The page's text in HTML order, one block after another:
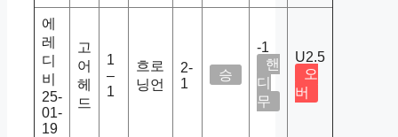
에
레
디
비
25-
01-
19
고
어
헤
드
1
–
1
흐로
닝언
2-
1
승
-1
핸
디
무
U2.5
오
버